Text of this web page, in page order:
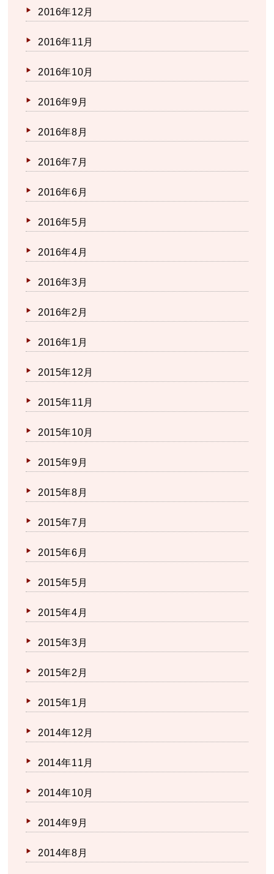
2016年12月
2016年11月
2016年10月
2016年9月
2016年8月
2016年7月
2016年6月
2016年5月
2016年4月
2016年3月
2016年2月
2016年1月
2015年12月
2015年11月
2015年10月
2015年9月
2015年8月
2015年7月
2015年6月
2015年5月
2015年4月
2015年3月
2015年2月
2015年1月
2014年12月
2014年11月
2014年10月
2014年9月
2014年8月